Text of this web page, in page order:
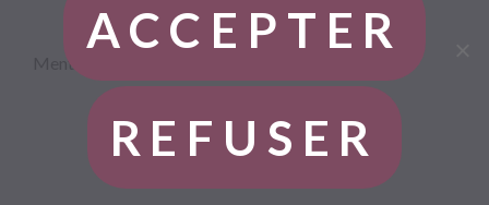
Mentions légales
ACCEPTER
REFUSER